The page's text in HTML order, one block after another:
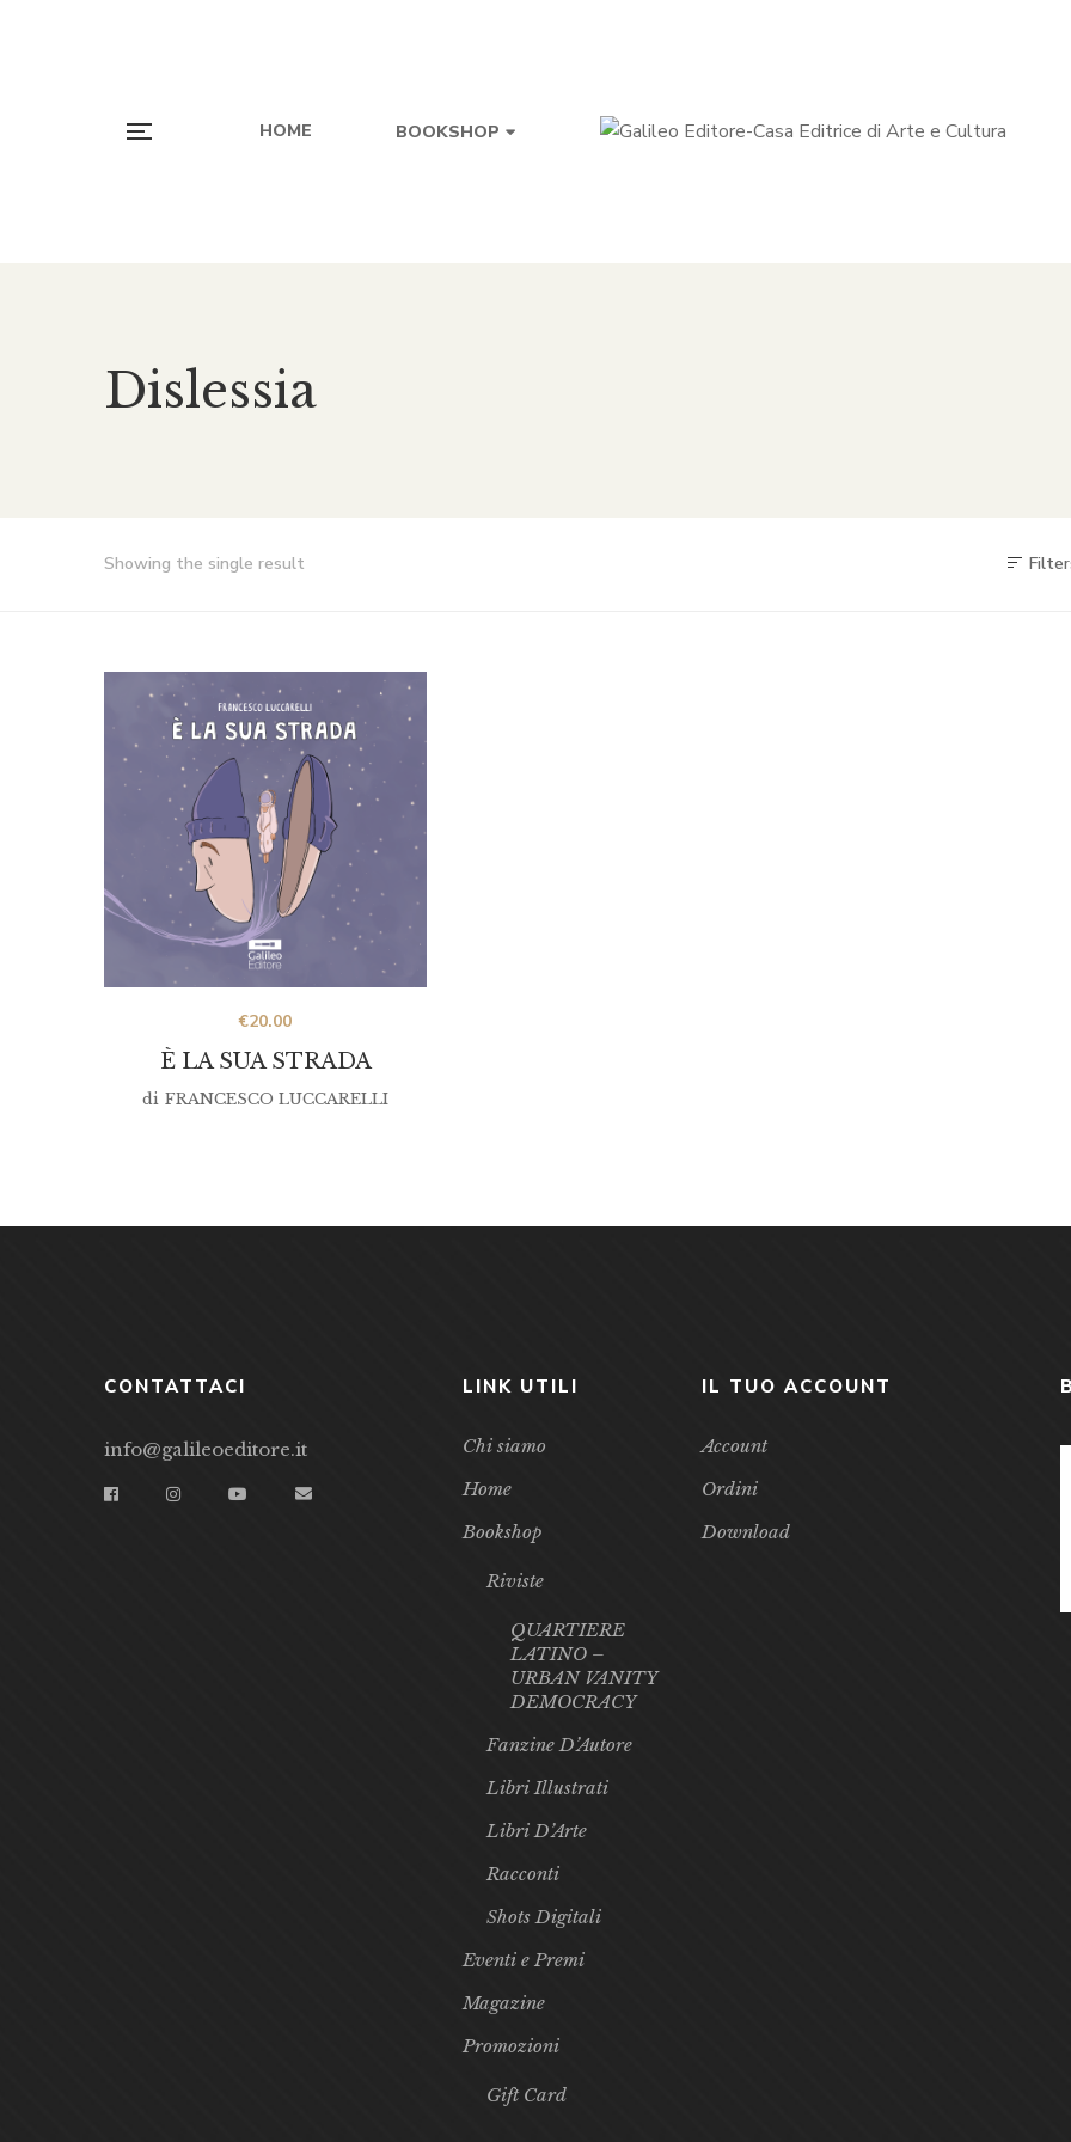
HOME BOOKSHOP
Dislessia
Showing the single result
È LA SUA STRADA
€20.00
di FRANCESCO LUCCARELLI
CONTATTACI
info@galileoeditore.it
LINK UTILI
Chi siamo
Home
Bookshop
Riviste
QUARTIERE
LATINO –
URBAN VANITY
DEMOCRACY
Fanzine D’Autore
Libri Illustrati
Libri D’Arte
Racconti
Shots Digitali
Eventi e Premi
Magazine
Promozioni
Gift Card
IL TUO ACCOUNT
Account
Ordini
Download